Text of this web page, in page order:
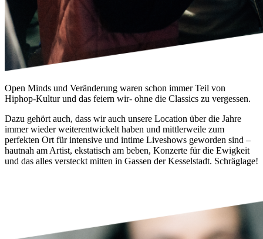
Open Minds und Veränderung waren schon immer Teil von
Hiphop-Kultur und das feiern wir- ohne die Classics zu vergessen.
Dazu gehört auch, dass wir auch unsere Location über die Jahre
immer wieder weiterentwickelt haben und mittlerweile zum
perfekten Ort für intensive und intime Liveshows geworden sind –
hautnah am Artist, ekstatisch am beben, Konzerte für die Ewigkeit
und das alles versteckt mitten in Gassen der Kesselstadt. Schräglage!